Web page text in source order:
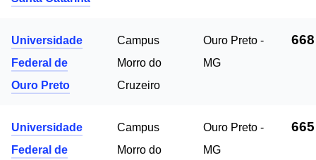
Universidade
Federal de
Ouro Preto
Campus
Morro do
Cruzeiro
Ouro Preto -
MG
668
Universidade
Federal de
Campus
Morro do
Ouro Preto -
MG
665